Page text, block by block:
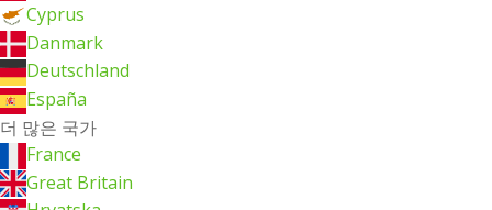
Cyprus
Danmark
Deutschland
España
더 많은 국가
France
Great Britain